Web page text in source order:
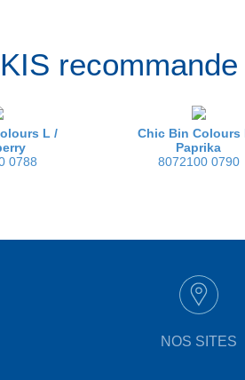
KIS
L /
0788
Chic Bin Colours
Paprika
8072100 0790
NOS SITES